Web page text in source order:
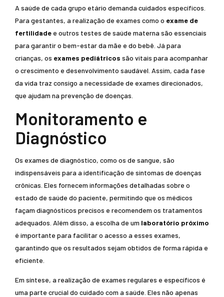
A saúde de cada grupo etário demanda cuidados específicos.
Para gestantes, a realização de exames como o exame de
fertilidade e outros testes de saúde materna são essenciais
para garantir o bem-estar da mãe e do bebê. Já para
crianças, os exames pediátricos são vitais para acompanhar
o crescimento e desenvolvimento saudável. Assim, cada fase
da vida traz consigo a necessidade de exames direcionados,
que ajudam na prevenção de doenças.
Monitoramento e
Diagnóstico
Os exames de diagnóstico, como os de sangue, são
indispensáveis para a identificação de sintomas de doenças
crônicas. Eles fornecem informações detalhadas sobre o
estado de saúde do paciente, permitindo que os médicos
façam diagnósticos precisos e recomendem os tratamentos
adequados. Além disso, a escolha de um laboratório próximo
é importante para facilitar o acesso a esses exames,
garantindo que os resultados sejam obtidos de forma rápida e
eficiente.
Em síntese, a realização de exames regulares e específicos é
uma parte crucial do cuidado com a saúde. Eles não apenas